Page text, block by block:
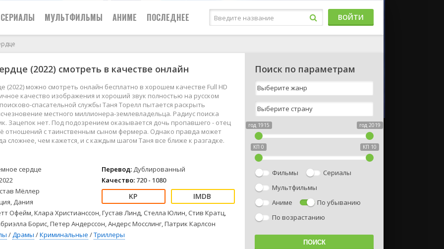
Боевики
Военные
Детективы
Детские
Драмы
Комедии
Мелодрамы
Приключения
Семейные
Спорт
Триллеры
Ужасы
СЕРИАЛЫ МУЛЬТФИЛЬМЫ АНИМЕ ПОСЛЕДНЕЕ
2024
2023
2022
2021
Зарубежные
Фильмы из соцетей
ВОЙТИ
(2022) смотреть в качестве онлайн
(2022) можно смотреть онлайн бесплатно в хорошем качестве Full HD
качество изображения и хороший звук полностью на русском
спасательной службы Таня Торелл пытается раскрыть
местного миллионера-землевладельца. Радиус поиска
Зацепок нет. Под подозрением оказывается дочь пропавшего - отец
отношений с таинственным сыном фермера. Однако правда может
сложнее, чем кажется, и с каждым шагом Таня все ближе к разгадке.
сердце
Мёллер
Дания
Перевод: Дублированный
Качество: 720 - 1080
Офейм, Клара Христианссон, Густав Линд, Стелла Юлин, Стив Кратц,
Борис, Петер Андерссон, Андерс Мосслинг, Патрик Карлсон
/Драмы /Криминальные /Триллеры
Поиск по параметрам
год 1915 год 2019
КП 0 КП 10
Фильмы
Сериалы
Мультфильмы
Аниме
По убыванию
По возрастанию